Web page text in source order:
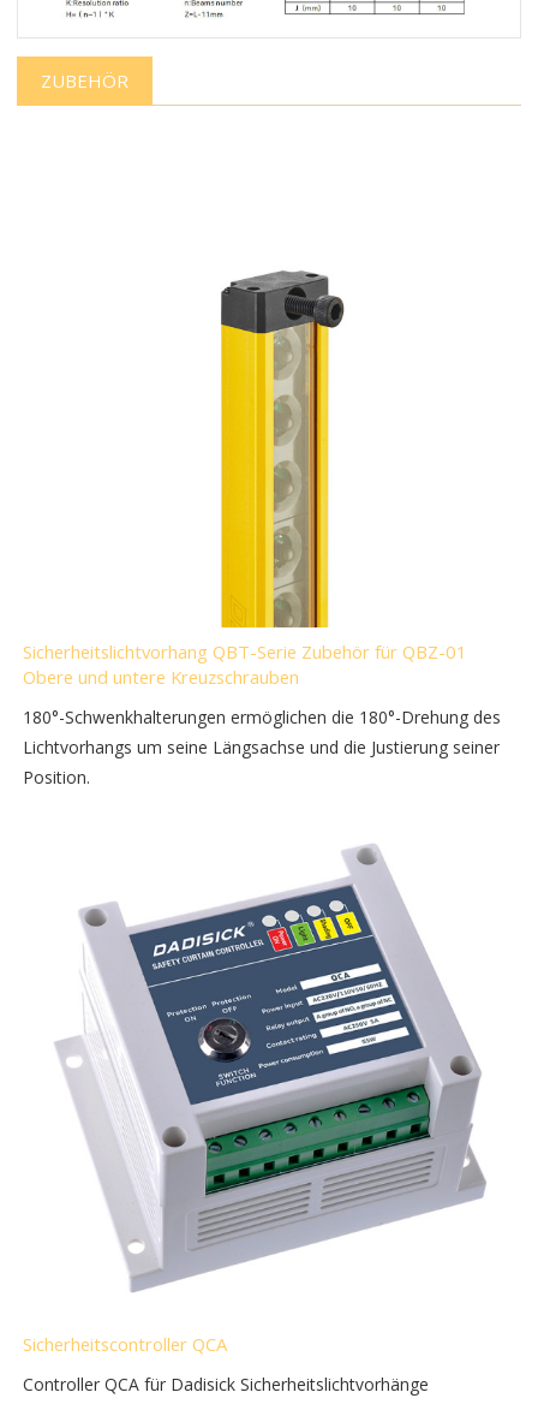
ZUBEHÖR
Sicherheitslichtvorhang QBT-Serie Zubehör für QBZ-01
Obere und untere Kreuzschrauben
180°-Schwenkhalterungen ermöglichen die 180°-Drehung des
Lichtvorhangs um seine Längsachse und die Justierung seiner
Position.
Sicherheitscontroller QCA
Controller QCA für Dadisick Sicherheitslichtvorhänge